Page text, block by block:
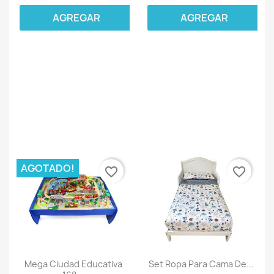
AGREGAR AGREGAR
Mega Ciudad Educativa
AGOTADO! favorite_border
Set Ropa Para Cama De...
favorite_border